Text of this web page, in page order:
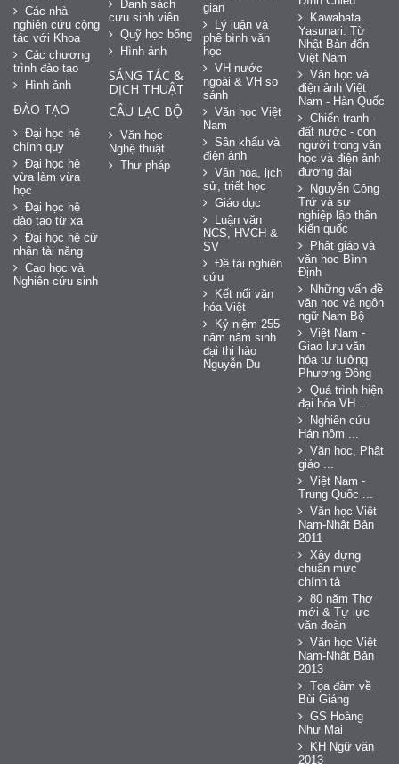
Các nhà
nghiên cứu cộng
tác với Khoa
Các chương
trình đào tạo
Hình ảnh
ĐÀO TẠO
Đại học hệ
chính quy
Đại học hệ
vừa làm vừa
học
Đại học hệ
đào tạo từ xa
Đại học hệ cử
nhân tài năng
Cao học và
Nghiên cứu sinh
Danh sách
cựu sinh viên
Quỹ học bổng
Hình ảnh
SÁNG TÁC &
DỊCH THUẬT
CÂU LẠC BỘ
Văn học -
Nghệ thuật
Thư pháp
gian
Lý luận và
phê bình văn
học
VH nước
ngoài & VH so
sánh
Văn học Việt
Nam
Sân khấu và
điện ảnh
Văn hóa, lịch
sử, triết học
Giáo dục
Luận văn
NCS, HVCH &
SV
Đề tài nghiên
cứu
Kết nối văn
hóa Việt
Kỷ niệm 255
năm năm sinh
đại thi hào
Nguyễn Du
Kawabata
Yasunari: Từ
Nhật Bản đến
Việt Nam
Văn học và
điện ảnh Việt
Nam - Hàn Quốc
Chiến tranh -
đất nước - con
người trong văn
học và điện ảnh
đương đại
Nguyễn Công
Trứ và sự
nghiệp lập thân
kiến quốc
Phật giáo và
văn học Bình
Định
Những vấn đề
văn học và ngôn
ngữ Nam Bộ
Việt Nam -
Giao lưu văn
hóa tư tưởng
Phương Đông
Quá trình hiện
đại hóa VH ...
Nghiên cứu
Hán nôm ...
Văn học, Phật
giáo ...
Việt Nam -
Trung Quốc ...
Văn học Việt
Nam-Nhật Bản
2011
Xây dựng
chuẩn mực
chính tả
80 năm Thơ
mới & Tự lực
văn đoàn
Văn học Việt
Nam-Nhật Bản
2013
Tọa đàm về
Bùi Giáng
GS Hoàng
Như Mai
KH Ngữ văn
2013